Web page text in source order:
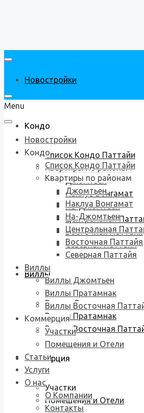
Новостройки
Кондо
Список Кондо Паттайи
Квартиры по районам
Джомтьен
Наклуа Вонгамат
На-Джомтьен
Центральная
Восточная Паттайя
Северная Паттайя
Виллы
Виллы Джомтьен
Виллы Пратамнак
Виллы Восточная
Коммерция
Участки
Помещения и Отели
Menu
Новостройки
Кондо
Список Кондо Паттайи
Квартиры по районам
Джомтьен
Наклуа Вонгамат
На-Джомтьен
Центральная
Восточная Паттайя
Северная Паттайя
Виллы
Виллы Джомтьен
Виллы Пратамнак
Виллы Восточная
Коммерция
Участки
Помещения и Отели
Статьи
Услуги
О нас
О Компании
Контакты